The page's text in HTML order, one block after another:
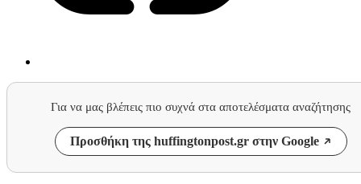
Για να μας βλέπεις πιο συχνά στα αποτελέσματα αναζήτησης
Προσθήκη της huffingtonpost.gr στην Google